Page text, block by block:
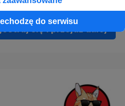
do serwisu
się i przejdź dalej